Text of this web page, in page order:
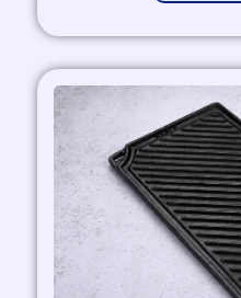
السعر
الأصلي
هو:
2.000,00 EGP.
السعر
الحالي
هو:
1.700,00 EGP.